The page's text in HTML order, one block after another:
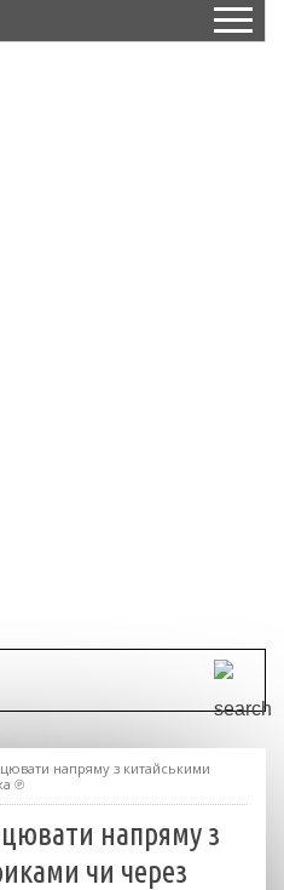
напряму з китайськими
℗
напряму з
чи через